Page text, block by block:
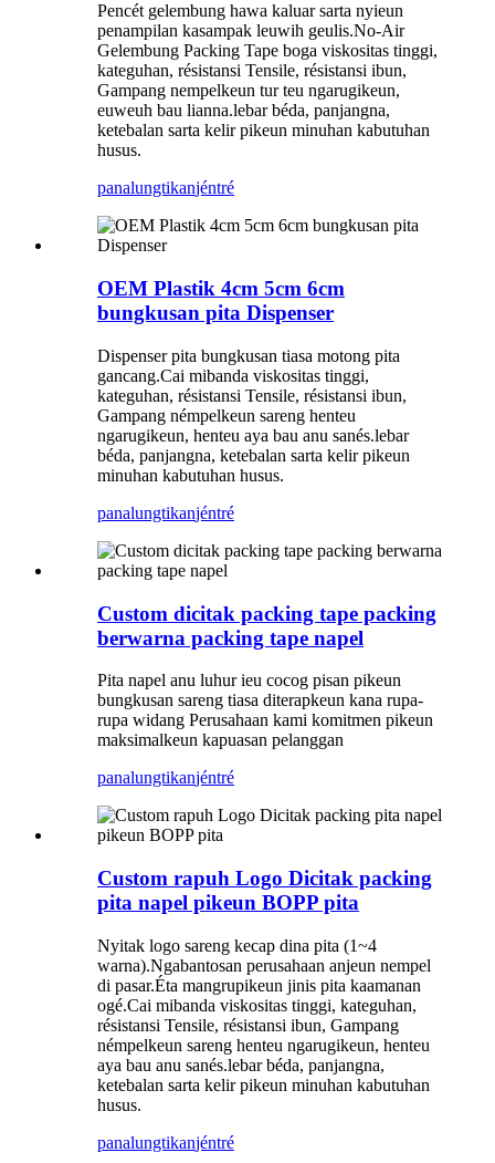
Pencét gelembung hawa kaluar sarta nyieun
penampilan kasampak leuwih geulis.No-Air
Gelembung Packing Tape boga viskositas tinggi,
kateguhan, résistansi Tensile, résistansi ibun,
Gampang nempelkeun tur teu ngarugikeun,
euweuh bau lianna.lebar béda, panjangna,
ketebalan sarta kelir pikeun minuhan kabutuhan
husus.
panalungtikanjéntré
OEM Plastik 4cm 5cm 6cm
bungkusan pita Dispenser
Dispenser pita bungkusan tiasa motong pita
gancang.Cai mibanda viskositas tinggi,
kateguhan, résistansi Tensile, résistansi ibun,
Gampang némpelkeun sareng henteu
ngarugikeun, henteu aya bau anu sanés.lebar
béda, panjangna, ketebalan sarta kelir pikeun
minuhan kabutuhan husus.
panalungtikanjéntré
Custom dicitak packing tape packing
berwarna packing tape napel
Pita napel anu luhur ieu cocog pisan pikeun
bungkusan sareng tiasa diterapkeun kana rupa-
rupa widang Perusahaan kami komitmen pikeun
maksimalkeun kapuasan pelanggan
panalungtikanjéntré
Custom rapuh Logo Dicitak packing
pita napel pikeun BOPP pita
Nyitak logo sareng kecap dina pita (1~4
warna).Ngabantosan perusahaan anjeun nempel
di pasar.Éta mangrupikeun jinis pita kaamanan
ogé.Cai mibanda viskositas tinggi, kateguhan,
résistansi Tensile, résistansi ibun, Gampang
némpelkeun sareng henteu ngarugikeun, henteu
aya bau anu sanés.lebar béda, panjangna,
ketebalan sarta kelir pikeun minuhan kabutuhan
husus.
panalungtikanjéntré